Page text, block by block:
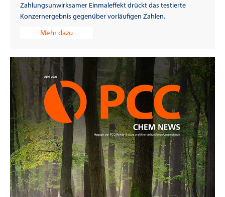
Zahlungsunwirksamer Einmaleffekt drückt das testierte
Konzernergebnis gegenüber vorläufigen Zahlen.
Mehr dazu